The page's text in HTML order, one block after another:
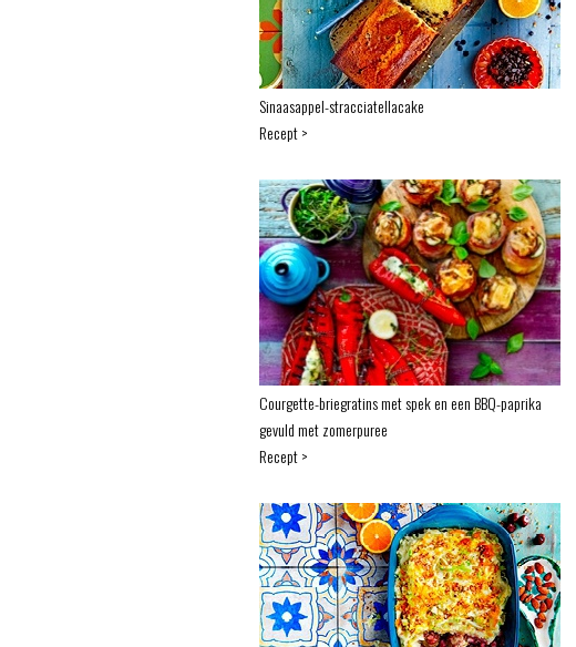
Sinaasappel-stracciatellacake
Recept >
Courgette-briegratins met spek en een BBQ-paprika
gevuld met zomerpuree
Recept >